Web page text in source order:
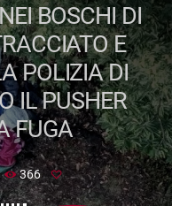
BOSCHI DI
E
POLIZIA DI
IL PUSHER
FUGA
366